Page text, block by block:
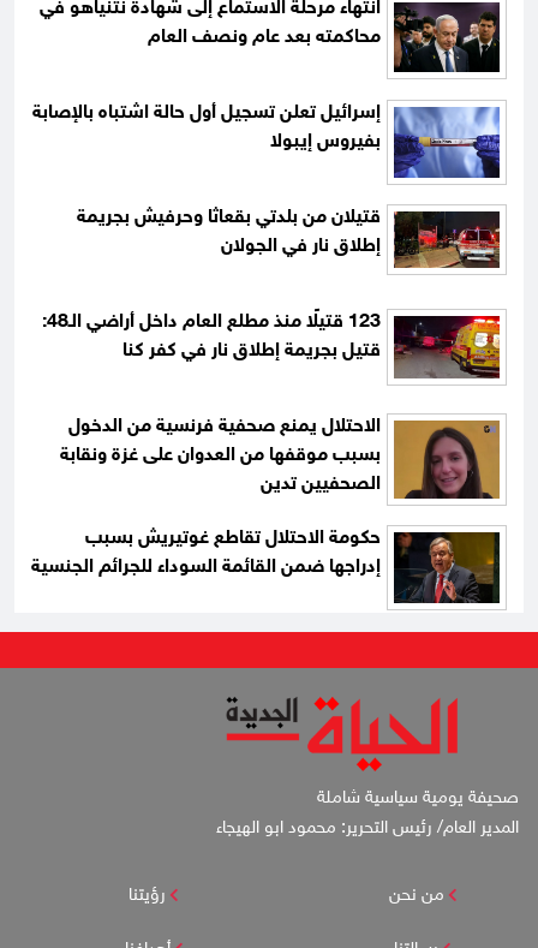
انتهاء مرحلة الاستماع إلى شهادة نتنياهو في
محاكمته بعد عام ونصف العام
إسرائيل تعلن تسجيل أول حالة اشتباه بالإصابة
بفيروس إيبولا
قتيلان من بلدتي بقعاثا وحرفيش بجريمة
إطلاق نار في الجولان
123 قتيلًا منذ مطلع العام داخل أراضي الـ48:
قتيل بجريمة إطلاق نار في كفر كنا
الاحتلال يمنع صحفية فرنسية من الدخول
بسبب موقفها من العدوان على غزة ونقابة
الصحفيين تدين
حكومة الاحتلال تقاطع غوتيريش بسبب
إدراجها ضمن القائمة السوداء للجرائم الجنسية
صحيفة يومية سياسية شاملة
المدير العام/ رئيس التحرير: محمود ابو الهيجاء
من نحن رؤيتنا